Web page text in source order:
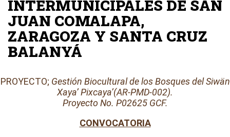
INTERMUNICIPALES DE SAN
JUAN COMALAPA,
ZARAGOZA Y SANTA CRUZ
BALANYÁ
PROYECTO; Gestión Biocultural de los Bosques del Siwän
Xaya’ Pixcaya’(AR-PMD-002).
Proyecto No. P02625 GCF.
CONVOCATORIA